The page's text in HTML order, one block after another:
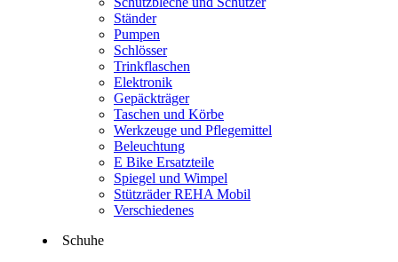
Ständer
Pumpen
Schlösser
Trinkflaschen
Elektronik
Gepäckträger
Taschen und Körbe
Werkzeuge und Pflegemittel
Beleuchtung
E Bike Ersatzteile
Spiegel und Wimpel
Stützräder REHA Mobil
Verschiedenes
Schuhe